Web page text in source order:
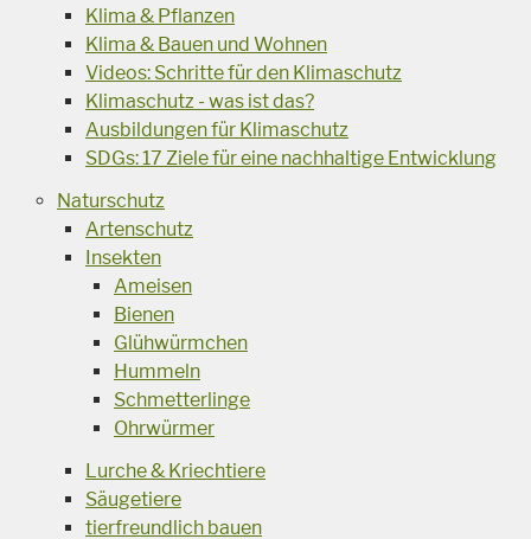
Klima & Pflanzen
Klima & Bauen und Wohnen
Videos: Schritte für den Klimaschutz
Klimaschutz - was ist das?
Ausbildungen für Klimaschutz
SDGs: 17 Ziele für eine nachhaltige Entwicklung
Naturschutz
Artenschutz
Insekten
Ameisen
Bienen
Glühwürmchen
Hummeln
Schmetterlinge
Ohrwürmer
Lurche & Kriechtiere
Säugetiere
tierfreundlich bauen